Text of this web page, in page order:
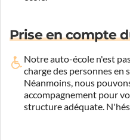
Prise en compte
Notre auto-école n'est
charge des personnes en
Néanmoins, nous
accompagnement pour
structure adéquate.